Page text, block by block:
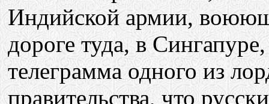
Индийской армии,
дороге туда, в
телеграмма одного из
правительства, что